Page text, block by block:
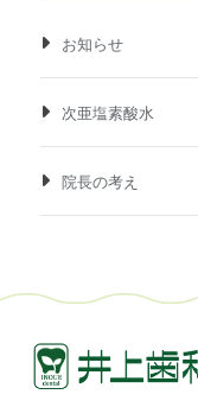
お知らせ
次亜塩素酸水
院長の考え